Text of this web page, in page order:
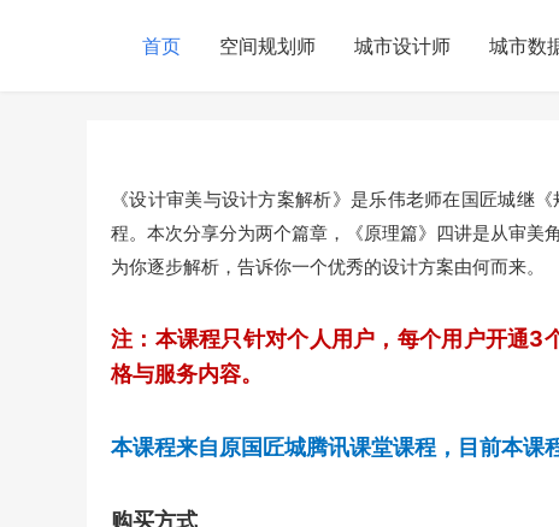
首页 空间规划师 城市设计师 城市数
《设计审美与设计方案解析》是乐伟老师在国匠城继
程。本次分享分为两个篇章，《原理篇》四讲是从审美
为你逐步解析，告诉你一个优秀的设计方案由何而来。
注：本课程只针对个人用户，每个用户开通3
格与服务内容。
本课程来自原国匠城腾讯课堂课程，目前本课
购买方式